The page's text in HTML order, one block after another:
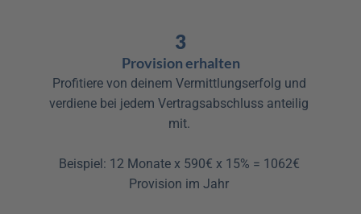
3
Provision erhalten
Profitiere von deinem Vermittlungserfolg und
verdiene bei jedem Vertragsabschluss anteilig
mit.
Beispiel: 12 Monate x 590€ x 15% = 1062€
Provision im Jahr